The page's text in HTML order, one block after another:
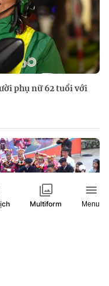
phụ nữ 62 tuổi với
Multiform Menu